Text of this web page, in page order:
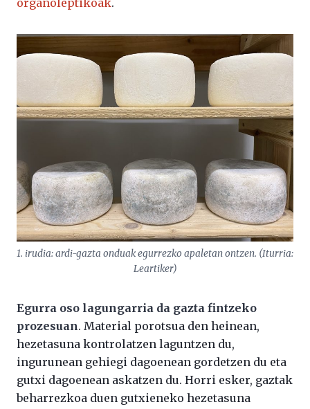
organoleptikoak.
1. irudia: ardi-gazta onduak egurrezko apaletan ontzen. (Iturria:
Leartiker)
Egurra oso lagungarria da gazta fintzeko
prozesuan. Material porotsua den heinean,
hezetasuna kontrolatzen laguntzen du,
ingurunean gehiegi dagoenean gordetzen du eta
gutxi dagoenean askatzen du. Horri esker, gaztak
beharrezkoa duen gutxieneko hezetasuna